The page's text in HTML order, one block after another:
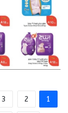
1
2
3